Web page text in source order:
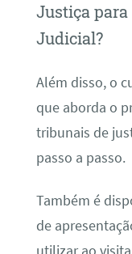
Justiça
Judicial?
Além disso, o
que aborda o
tribunais de
passo a passo.
Também é
de